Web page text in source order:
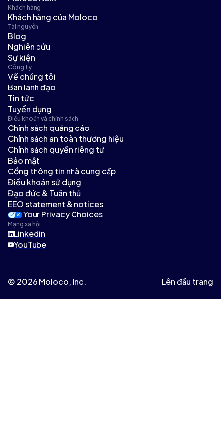
Khách hàng
Khách hàng của Moloco
Tài nguyên
Blog
Nghiên cứu
Sự kiện
Công ty
Về chúng tôi
Ban lãnh đạo
Tin tức
Tuyển dụng
Điều khoản và chính sách
Chính sách quảng cáo
Chính sách an toàn thương hiệu
Chính sách quyền riêng tư
Bảo mật
Cổng thông tin nhà cung cấp
Điều khoản sử dụng
Đạo đức & Tuân thủ
EEO statement & notices
Your Privacy Choices
Mạng xã hội
Linkedin
YouTube
© 2026 Moloco, Inc. Lên đầu trang